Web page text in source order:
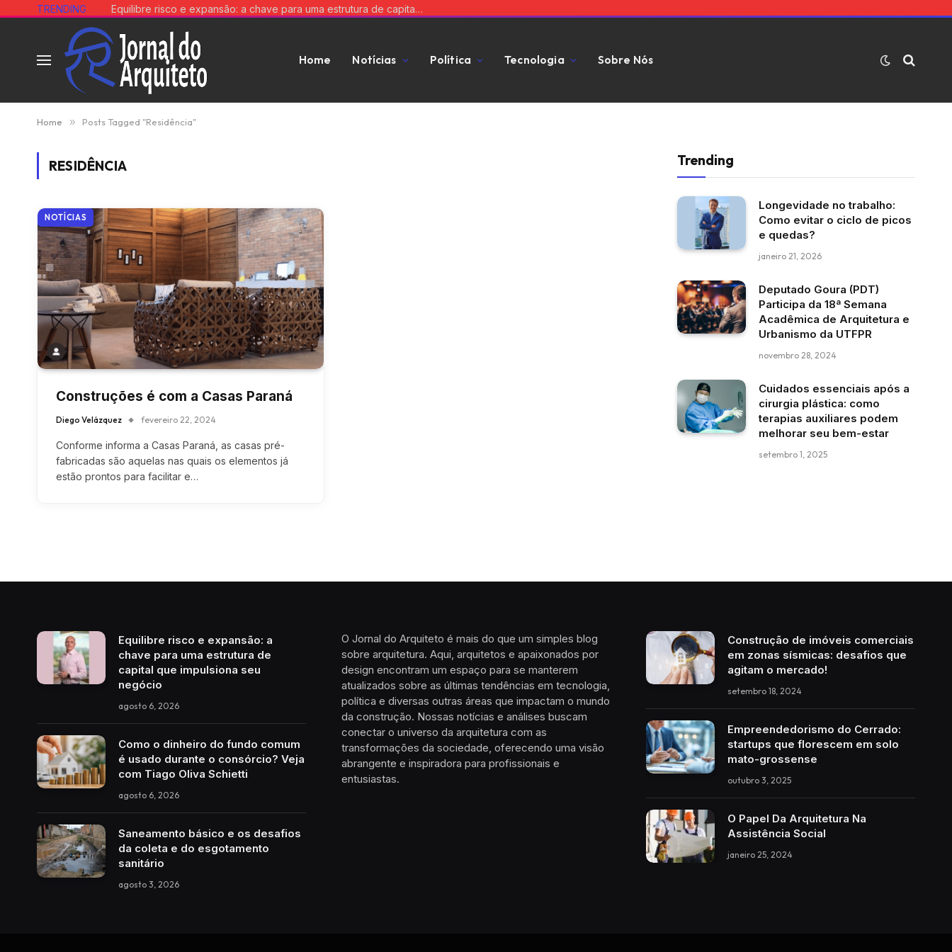
TRENDING Equilibre risco e expansão: a chave para uma estrutura de capital que impulsiona seu negócio
Home Notícias Política Tecnologia Sobre Nós
Home » Posts Tagged "Residência"
RESIDÊNCIA
NOTÍCIAS
Construções é com a Casas Paraná
Diego Velázquez fevereiro 22, 2024
Conforme informa a Casas Paraná, as casas pré-
fabricadas são aquelas nas quais os elementos já
estão prontos para facilitar e…
Trending
Longevidade no trabalho:
Como evitar o ciclo de picos
e quedas?
janeiro 21, 2026
Deputado Goura (PDT)
Participa da 18ª Semana
Acadêmica de Arquitetura e
Urbanismo da UTFPR
novembro 28, 2024
Cuidados essenciais após a
cirurgia plástica: como
terapias auxiliares podem
melhorar seu bem-estar
setembro 1, 2025
Equilibre risco e expansão: a
chave para uma estrutura de
capital que impulsiona seu
negócio
agosto 6, 2026
Como o dinheiro do fundo comum
é usado durante o consórcio? Veja
com Tiago Oliva Schietti
agosto 6, 2026
Saneamento básico e os desafios
da coleta e do esgotamento
sanitário
agosto 3, 2026
O Jornal do Arquiteto é mais do que um simples blog
sobre arquitetura. Aqui, arquitetos e apaixonados por
design encontram um espaço para se manterem
atualizados sobre as últimas tendências em tecnologia,
política e diversas outras áreas que impactam o mundo
da construção. Nossas notícias e análises buscam
conectar o universo da arquitetura com as
transformações da sociedade, oferecendo uma visão
abrangente e inspiradora para profissionais e
entusiastas.
Construção de imóveis comerciais
em zonas sísmicas: desafios que
agitam o mercado!
setembro 18, 2024
Empreendedorismo do Cerrado:
startups que florescem em solo
mato-grossense
outubro 3, 2025
O Papel Da Arquitetura Na
Assistência Social
janeiro 25, 2024